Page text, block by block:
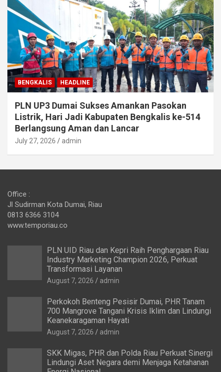
BENGKALIS HEADLINE
PLN UP3 Dumai Sukses Amankan Pasokan
Listrik, Hari Jadi Kabupaten Bengkalis ke-514
Berlangsung Aman dan Lancar
July 27, 2026 admin
Office :
Jl Sudirman Kota Dumai, Riau
0813 6366 3104
www.temporiau.co
PLN UID Riau dan Kepri Raih Penghargaan Riau
Industry Marketing Champion 2026, Perkuat
Transformasi Layanan
August 7, 2026 admin
Perkokoh Benteng Pesisir Dumai, PHR Tanam
700 Mangrove Tangani Krisis Iklim dan Lindungi
Keanekaragaman Hayati
August 7, 2026 admin
SKK Migas, PHR dan Polda Riau Perkuat Sinergi
Lindungi Aset Negara demi Menjaga Ketahanan